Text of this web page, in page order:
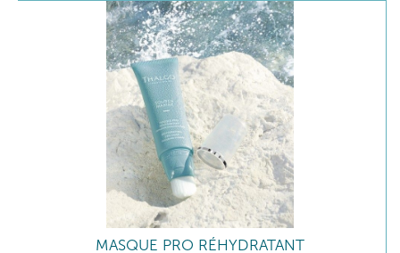
MASQUE PRO RÉHYDRATANT